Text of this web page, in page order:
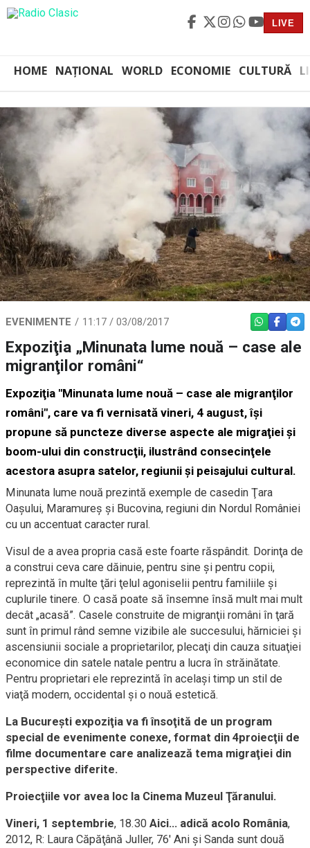
LIVE
HOME NAȚIONAL WORLD ECONOMIE CULTURĂ
EVENIMENTE 11:17 / 03/08/2017 WHATSAPP
Expoziţia „Minunata lume nouă – case ale
migranţilor români“
Expoziţia "Minunata lume nouă – case ale migranţilor
români", care va fi vernisată vineri, 4 august, îşi
propune să puncteze diverse aspecte ale migraţiei şi
boom-ului din construcţii, ilustrând consecinţele
acestora asupra satelor, regiunii şi peisajului cultural.
Minunata lume nouă prezintă exemple de casedin Ţara
Oaşului, Maramureş şi Bucovina, regiuni din Nordul României
cu un accentuat caracter rural.
Visul de a avea propria casă este foarte răspândit. Dorinţa de
a construi ceva care dăinuie, pentru sine şi pentru copii,
reprezintă în multe ţări ţelul agoniselii pentru familiile şi
cuplurile tinere. O casă poate să însemne însă mult mai mult
decât „acasă”. Casele construite de migranţii români în ţară
sunt în primul rând semne vizibile ale succesului, hărniciei şi
ascensiunii sociale a proprietarilor, plecaţi din cauza situaţiei
economice din satele natale pentru a lucra în străinătate.
Pentru proprietari ele reprezintă în acelaşi timp un stil de
viaţă modern, occidental şi o nouă estetică.
La Bucureşti expoziţia va fi însoţită de un program
special de evenimente conexe, format din 4proiecţii de
filme documentare care analizează tema migraţiei din
perspective diferite.
Proiecţiile vor avea loc la Cinema Muzeul Ţăranului.
Vineri, 1 septembrie, 18.30 Aici… adică acolo România,
2012, R: Laura Căpăţână Juller, 76' Ani şi Sanda sunt două